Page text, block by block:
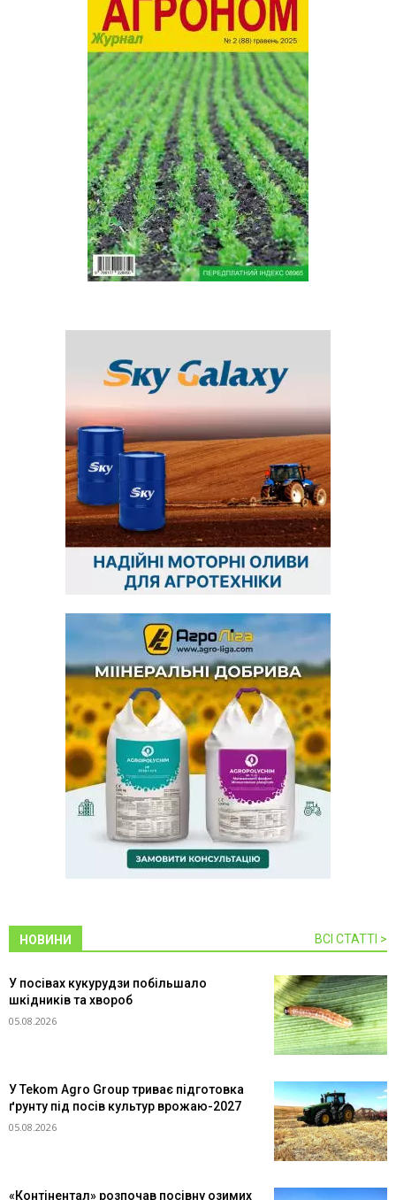
НОВИНИ ВСІ СТАТТІ >
У посівах кукурудзи побільшало
шкідників та хвороб
05.08.2026
У Tekom Agro Group триває підготовка
ґрунту під посів культур врожаю-2027
05.08.2026
«Контінентал» розпочав посівну озимих